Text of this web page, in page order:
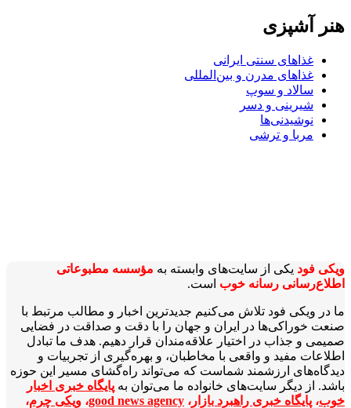
هنر آشپزی
غذاهای سنتی ایرانی
غذاهای مدرن و بین‌المللی
سالاد و سوپ
شیرینی و دسر
نوشیدنی‌ها
مربا و ترشی
ویکی‌ فود یکی از سایت‌های وابسته به مؤسسه مطبوعاتی
اطلاع‌رسانی رسانه خوب است.
ما در ویکی‌ فود تلاش می‌کنیم جدیدترین اخبار و مطالب مرتبط با
صنعت خوراکی‌ها در ایران و جهان را با دقت و صداقت در فضایی
صمیمی و جذاب در اختیار علاقه‌مندان قرار دهیم. هدف ما تبادل
اطلاعات مفید و واقعی با مخاطبان، و بهره‌گیری از تجربیات و
دیدگاه‌های ارزشمند شماست که می‌تواند راه‌گشای مسیر این حوزه
باشد. از دیگر سایت‌های خانواده ما می‌توان به پایگاه خبری اخبار
خوب، پایگاه خبری راهبرد بازار ، good news agency، ویکی چرم،